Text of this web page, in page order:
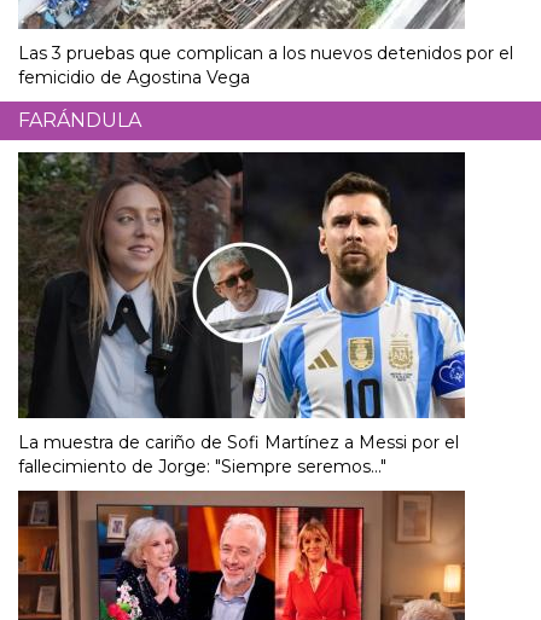
Las 3 pruebas que complican a los nuevos detenidos por el
femicidio de Agostina Vega
FARÁNDULA
La muestra de cariño de Sofi Martínez a Messi por el
fallecimiento de Jorge: "Siempre seremos..."